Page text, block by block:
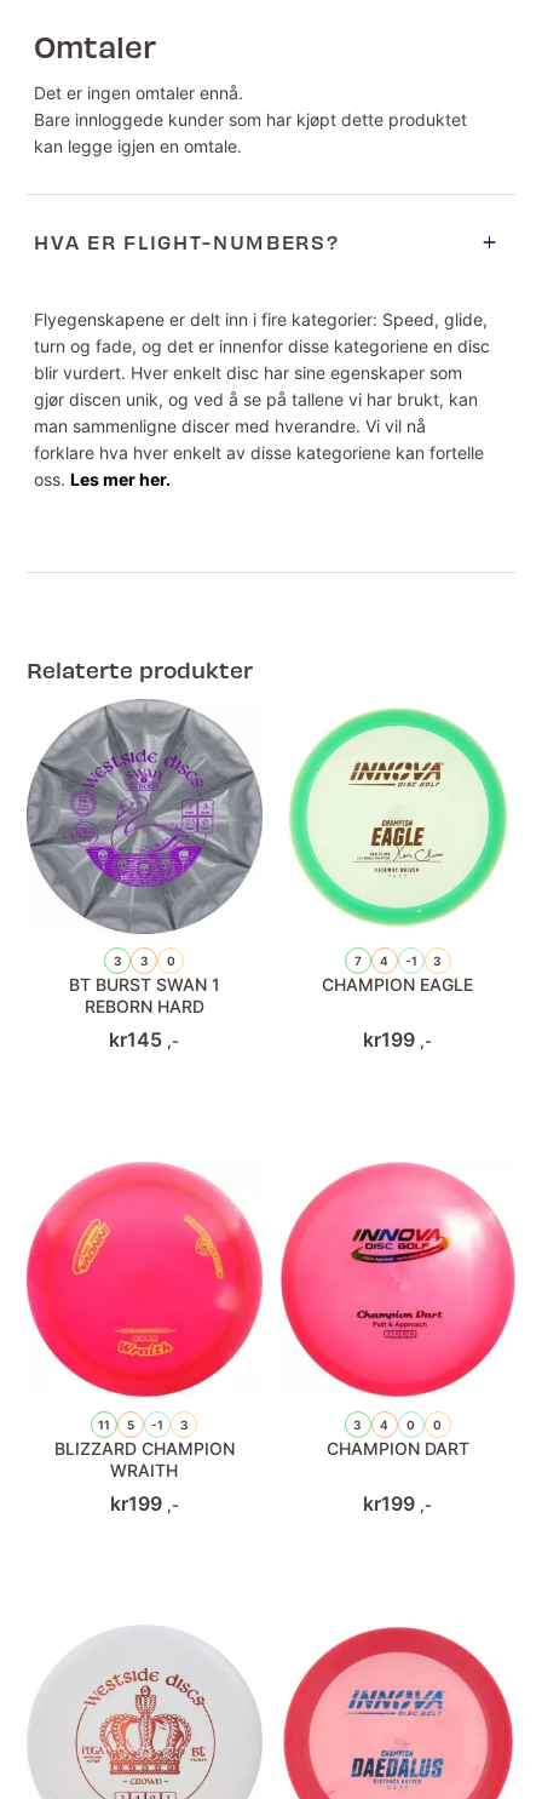
Omtaler
Det er ingen omtaler ennå.
Bare innloggede kunder som har kjøpt dette produktet
kan legge igjen en omtale.
HVA ER FLIGHT-NUMBERS?
Flyegenskapene er delt inn i fire kategorier: Speed, glide,
turn og fade, og det er innenfor disse kategoriene en disc
blir vurdert. Hver enkelt disc har sine egenskaper som
gjør discen unik, og ved å se på tallene vi har brukt, kan
man sammenligne discer med hverandre. Vi vil nå
forklare hva hver enkelt av disse kategoriene kan fortelle
oss.Les mer her.
Relaterte produkter
3 3 0
BT BURST SWAN 1
REBORN HARD
kr145 ,-
7 4 -1 3
CHAMPION EAGLE
kr199 ,-
11 5 -1 3
BLIZZARD CHAMPION
WRAITH
kr199 ,-
3 4 0 0
CHAMPION DART
kr199 ,-